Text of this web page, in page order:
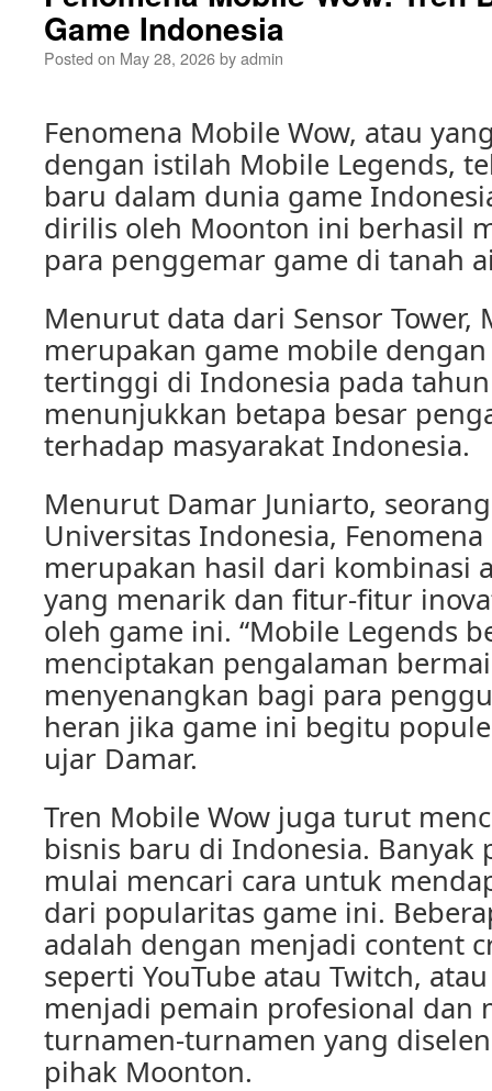
Game Indonesia
Posted on May 28, 2026byadmin
Fenomena Mobile Wow, atau
dengan istilah Mobile Legends,
baru dalam dunia game
dirilis oleh Moonton ini berhasil
para penggemar game di tanah
Menurut data dari Sensor Tower,
merupakan game mobile
tertinggi di Indonesia pada
menunjukkan betapa besar
terhadap masyarakat Indonesia.
Menurut Damar Juniarto,
Universitas Indonesia,
merupakan hasil dari kombinasi
yang menarik dan fitur-fitur
oleh game ini. “Mobile Legends
menciptakan pengalaman
menyenangkan bagi para
heran jika game ini begitu
ujar Damar.
Tren Mobile Wow juga turut
bisnis baru di Indonesia. Banyak
mulai mencari cara untuk
dari popularitas game ini.
adalah dengan menjadi content
seperti YouTube atau Twitch,
menjadi pemain profesional dan
turnamen-turnamen yang
pihak Moonton.